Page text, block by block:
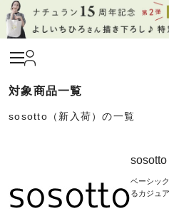
sosotto（新入荷）の一覧
sosotto
ベーシッ
るカジュ